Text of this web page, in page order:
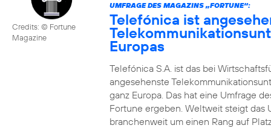
Credits: © Fortune
Magazine
UMFRAGE DES MAGAZINS „FORTUNE“:
Telefónica ist
Europas
Telefónica S.A. ist das bei
angesehenste
ganz Europa. Das hat eine Umfrage
Fortune ergeben. Weltweit steigt das
branchenweit um einen Rang auf